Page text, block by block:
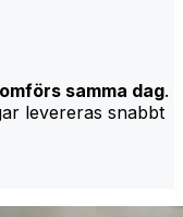
samma dag.
levereras snabbt